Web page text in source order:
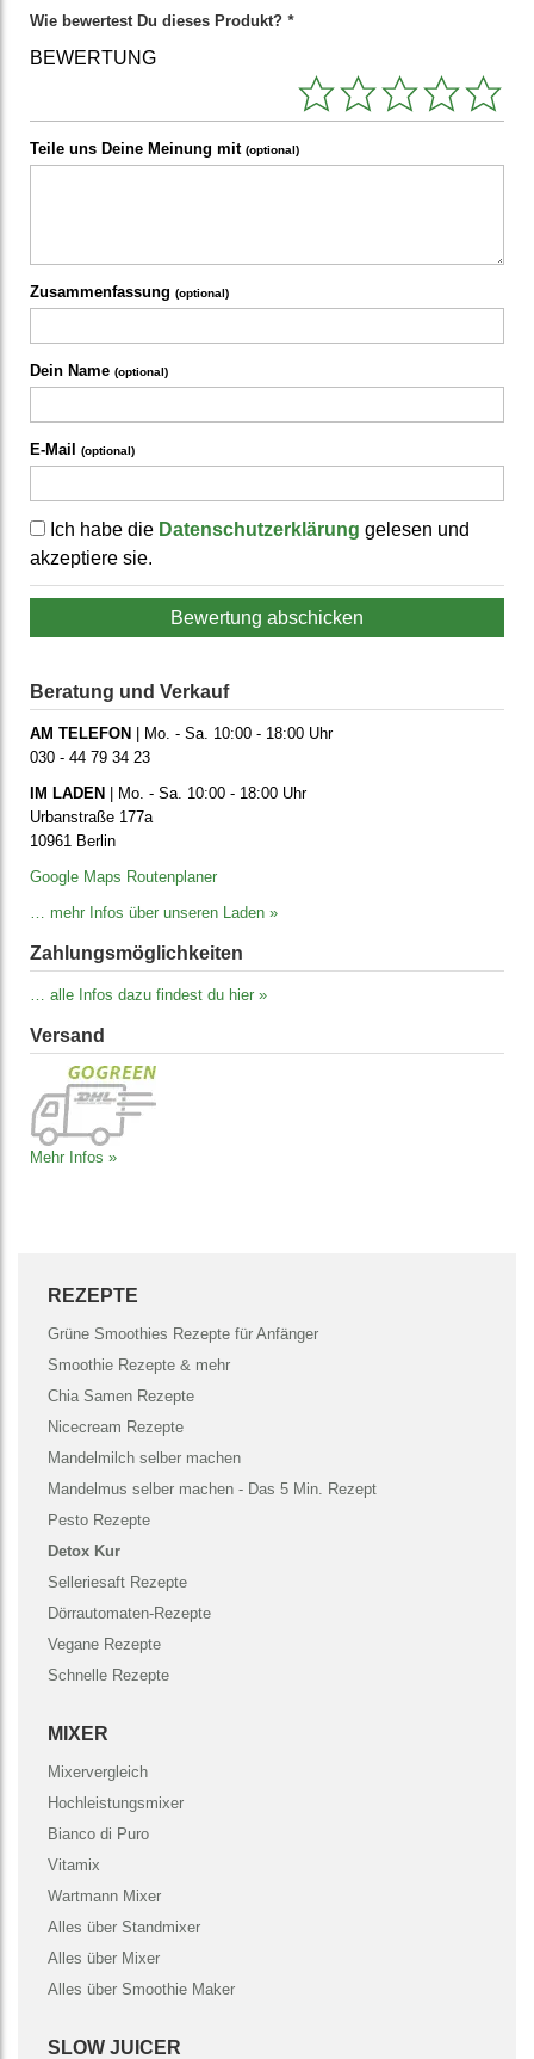
Wie bewertest Du dieses Produkt? *
BEWERTUNG
Teile uns Deine Meinung mit (optional)
Zusammenfassung (optional)
Dein Name (optional)
E-Mail (optional)
Ich habe die Datenschutzerklärung gelesen und
akzeptiere sie.
Bewertung abschicken
Beratung und Verkauf
AM TELEFON
| Mo. - Sa. 10:00 - 18:00 Uhr
030 - 44 79 34 23
IM LADEN
| Mo. - Sa. 10:00 - 18:00 Uhr
Urbanstraße 177a
10961 Berlin
Google Maps Routenplaner
… mehr Infos über unseren Laden »
Zahlungs­möglich­keiten
… alle Infos dazu findest du hier »
Versand
Mehr Infos »
REZEPTE
Grüne Smoothies Rezepte für Anfänger
Smoothie Rezepte & mehr
Chia Samen Rezepte
Nicecream Rezepte
Mandelmilch selber machen
Mandelmus selber machen - Das 5 Min. Rezept
Pesto Rezepte
Detox Kur
Selleriesaft Rezepte
Dörrautomaten-Rezepte
Vegane Rezepte
Schnelle Rezepte
MIXER
Mixervergleich
Hochleistungsmixer
Bianco di Puro
Vitamix
Wartmann Mixer
Alles über Standmixer
Alles über Mixer
Alles über Smoothie Maker
SLOW JUICER